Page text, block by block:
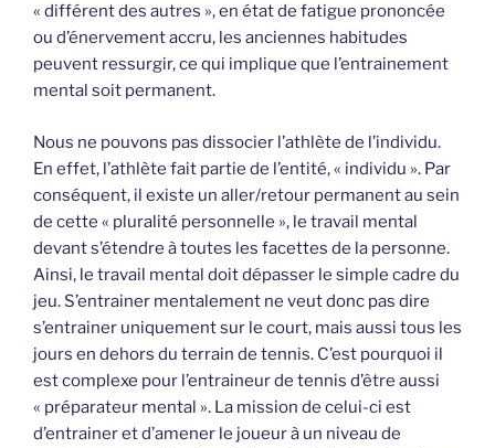
« différent des autres », en état de fatigue prononcée
ou d’énervement accru, les anciennes habitudes
peuvent ressurgir, ce qui implique que l’entrainement
mental soit permanent.
Nous ne pouvons pas dissocier l’athlète de l’individu.
En effet, l’athlète fait partie de l’entité, « individu ». Par
conséquent, il existe un aller/retour permanent au sein
de cette « pluralité personnelle », le travail mental
devant s’étendre à toutes les facettes de la personne.
Ainsi, le travail mental doit dépasser le simple cadre du
jeu. S’entrainer mentalement ne veut donc pas dire
s’entrainer uniquement sur le court, mais aussi tous les
jours en dehors du terrain de tennis. C’est pourquoi il
est complexe pour l’entraineur de tennis d’être aussi
« préparateur mental ». La mission de celui-ci est
d’entrainer et d’amener le joueur à un niveau de